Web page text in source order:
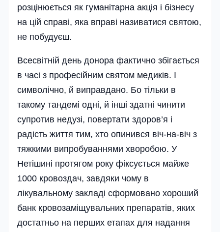
розцінюється як гуманітарна акція і бізнесу
на цій справі, яка вправі називатися святою,
не побудуєш.
Всесвітній день донора фактично збігається
в часі з професі­йним святом медиків. І
символічно, й виправдано. Бо тільки в
такому тандемі одні, й інші здатні чинити
супротив недузі, повертати здоров’я і
радість життя тим, хто опинився віч-на-віч з
тяжкими випробуваннями хворобою. У
Нетішині протягом року фіксується майже
1000 кровоздач, завдяки чому в
лікувальному закладі сформовано хороший
банк кровозаміщувальних препаратів, яких
достатньо на перших етапах для надання